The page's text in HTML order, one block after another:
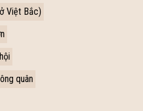
Việt Bắc)
quân